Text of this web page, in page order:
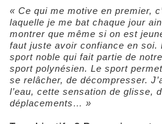
« Ce qui me motive en premier,
laquelle je me bat chaque jour
montrer que même si on est
faut juste avoir confiance en soi.
sport noble qui fait partie de
sport polynésien. Le sport
se relâcher, de décompresser.
l’eau, cette sensation de glisse,
déplacements… »